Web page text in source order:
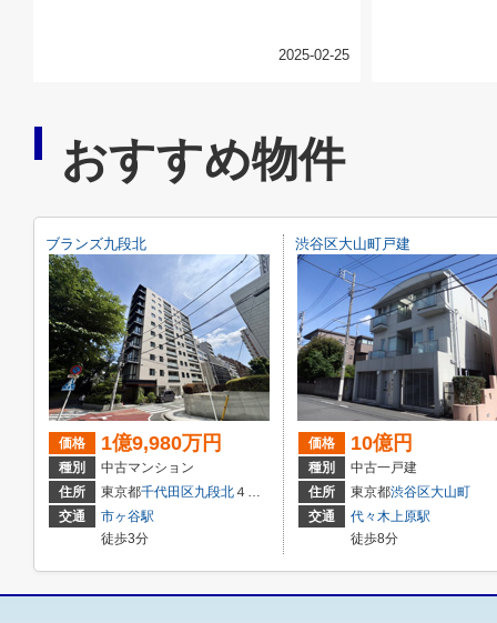
2025-02-25
おすすめ物件
ブランズ九段北
価格 1億9,980万円
種別
中古マンション
住所
東京都千代田区九段北４丁目3-1１
交通
市ヶ谷駅
徒歩3分
渋谷区大山町戸建
価格 10億円
種別
中古一戸建
住所
東京都渋谷区大山町
交通
代々木上原駅
徒歩8分